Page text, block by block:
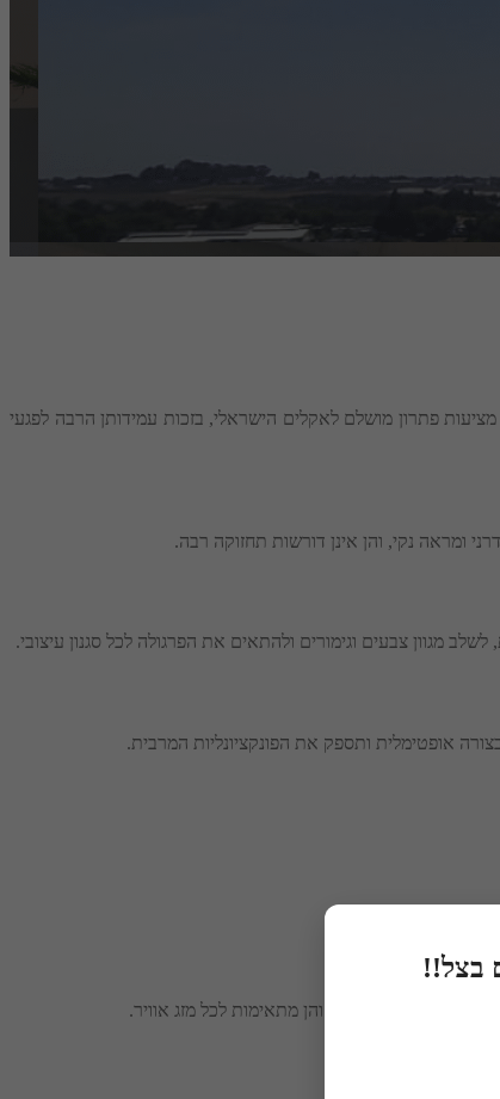
מציעות פתרון מושלם לאקלים הישראלי, בזכות עמידותן הרבה לפגעי
ומראה נקי, והן אינן דורשות תחזוקה רבה.
מגוון צבעים וגימורים ולהתאים את הפרגולה לכל סגנון עיצובי.
אופטימלית ותספק את הפונקציונליות המרבית.
והצל הנכנסים, והן מתאימות לכל מזג אוויר.
בצל!!